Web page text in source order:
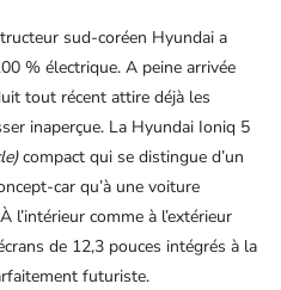
sud-coréen Hyundai a
% électrique. A peine arrivée
tout récent attire déjà les
inaperçue. La Hyundai Ioniq 5
compact qui se distingue d’un
car qu’à une voiture
l’intérieur comme à l’extérieur
de 12,3 pouces intégrés à la
futuriste.